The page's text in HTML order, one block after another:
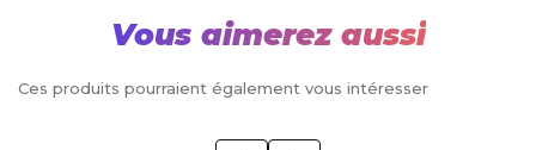
Vous aimerez aussi
Ces produits pourraient également vous intéresser